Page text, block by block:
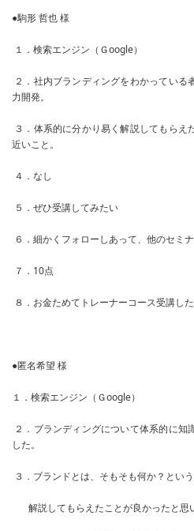
●駒形 哲也 様
１．検索エンジン（Ｇoogle）
２．社内ブランディングをわかってい
力開発。
３．体系的に分かり易く解説してもら
近いこと。
４．なし
５．ぜひ受講してみたい
６．細かくフォローしあって、他のセミ
７．10点
８．お金ためてトレーナーコース受講した
●匿名希望 様
１．検索エンジン（Ｇoogle）
２．ブランディングについて体系的に知
した。
３．ブランドとは、そもそも何か？とい
解説してもらえたことが良かったと思